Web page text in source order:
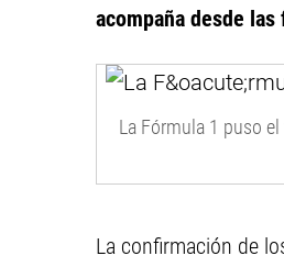
acompaña desde
La Fórmula 1 puso
La confirmación de